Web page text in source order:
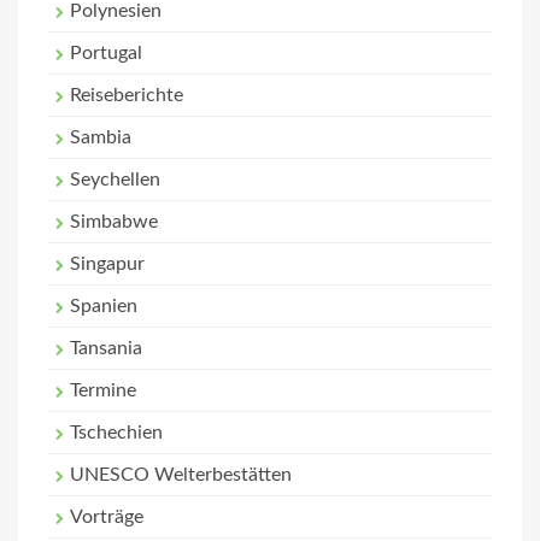
Polynesien
Portugal
Reiseberichte
Sambia
Seychellen
Simbabwe
Singapur
Spanien
Tansania
Termine
Tschechien
UNESCO Welterbestätten
Vorträge